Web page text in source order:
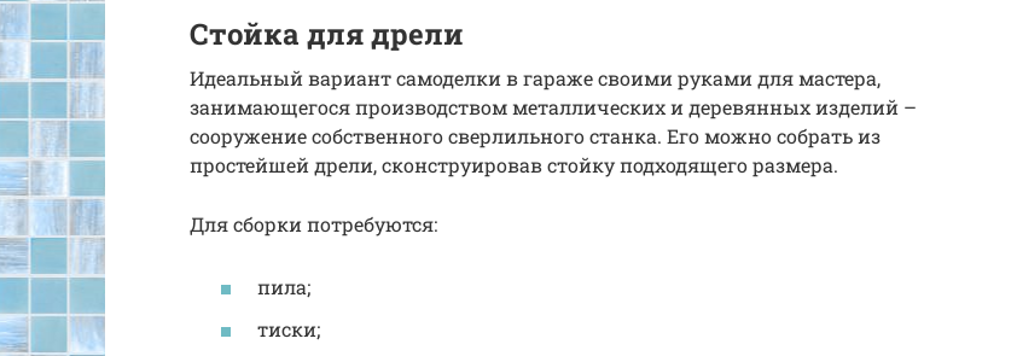
Стойка для дрели
Идеальный вариант самоделки в гараже своими руками для мастера,
занимающегося производством металлических и деревянных изделий –
сооружение собственного сверлильного станка. Его можно собрать из
простейшей дрели, сконструировав стойку подходящего размера.
Для сборки потребуются:
пила;
тиски;